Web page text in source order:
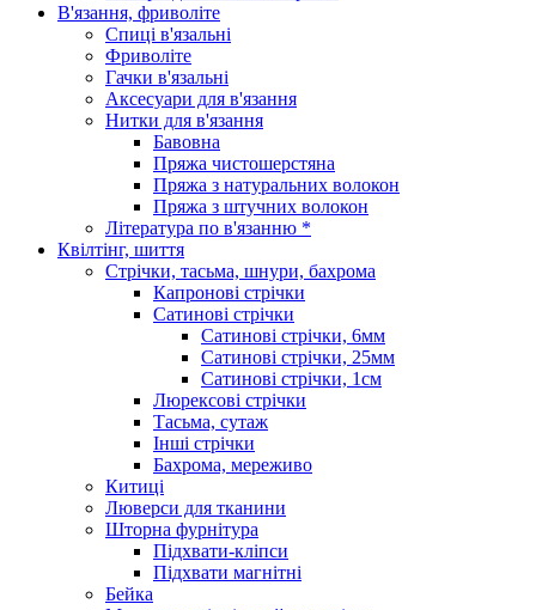
В'язання, фриволіте
Спиці в'язальні
Фриволіте
Гачки в'язальні
Аксесуари для в'язання
Нитки для в'язання
Бавовна
Пряжа чистошерстяна
Пряжа з натуральних волокон
Пряжа з штучних волокон
Література по в'язанню *
Квілтінг, шиття
Стрічки, тасьма, шнури, бахрома
Капронові стрічки
Сатинові стрічки
Сатинові стрічки, 6мм
Сатинові стрічки, 25мм
Сатинові стрічки, 1см
Люрексові стрічки
Тасьма, сутаж
Інші стрічки
Бахрома, мереживо
Китиці
Люверси для тканини
Шторна фурнітура
Підхвати-кліпси
Підхвати магнітні
Бейка